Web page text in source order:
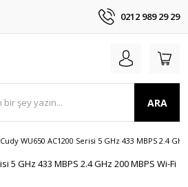
0212 989 29 29
ARA
Cudy WU650 AC1200 Serisi 5 GHz 433 MBPS 2.4